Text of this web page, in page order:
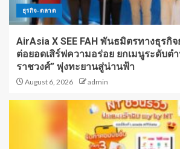
ธุรกิจ-ตลาด
AirAsia X SEE FAH พันธมิตรทางธุรกิ
ต่อยอดเสิร์ฟความอร่อย ยกเมนูระดับต
ราชวงศ์” พุ่งทะยานสู่น่านฟ้า
August 6, 2026 admin